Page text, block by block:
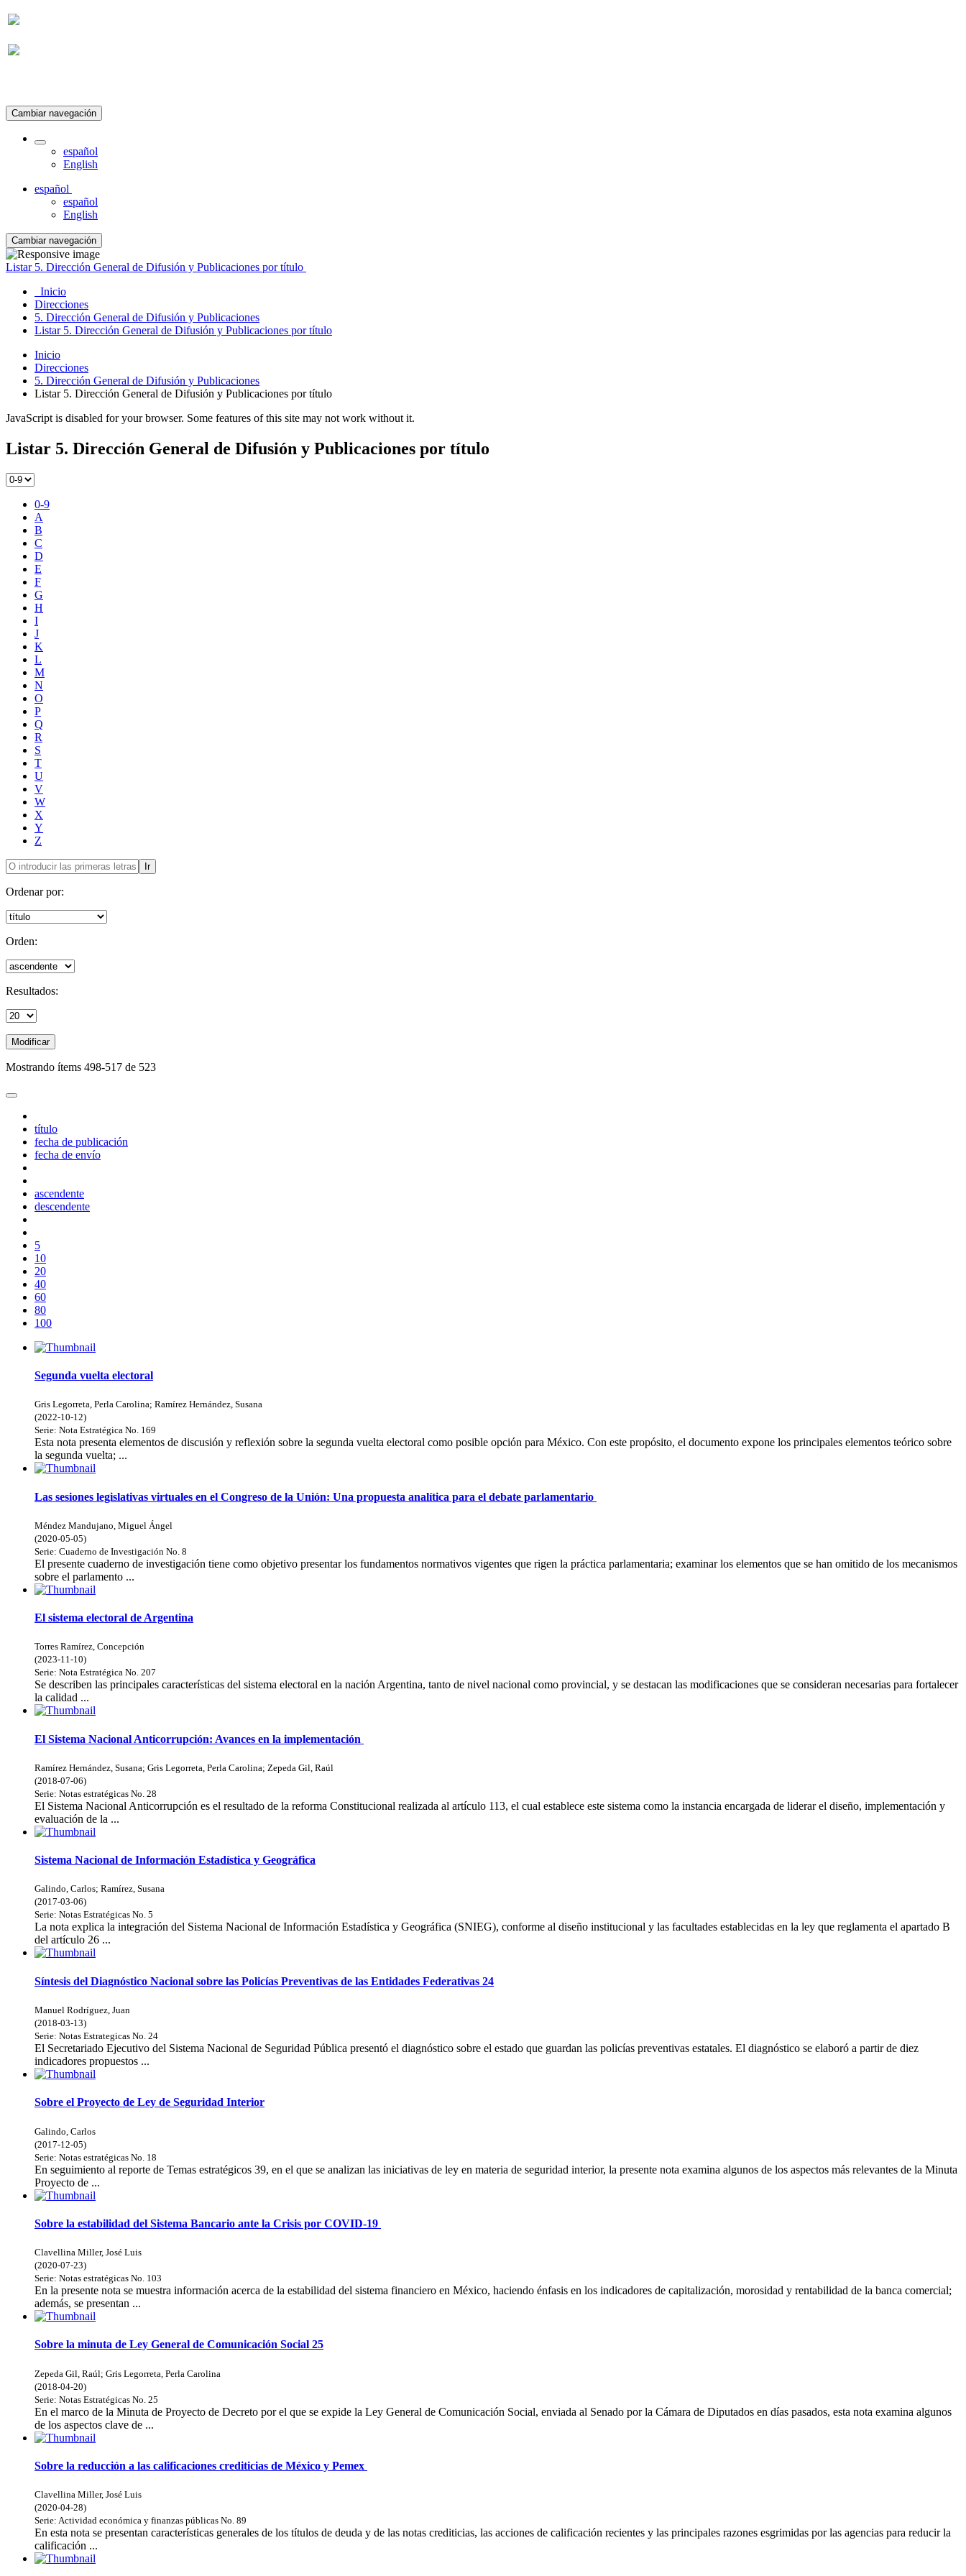
Cambiar navegación
español
English
español
español
English
Cambiar navegación
Listar 5. Dirección General de Difusión y Publicaciones por título
Inicio
Direcciones
5. Dirección General de Difusión y Publicaciones
Listar 5. Dirección General de Difusión y Publicaciones por título
Inicio
Direcciones
5. Dirección General de Difusión y Publicaciones
Listar 5. Dirección General de Difusión y Publicaciones por título
JavaScript is disabled for your browser. Some features of this site may not work without it.
Listar 5. Dirección General de Difusión y Publicaciones por título
0-9
A
B
C
D
E
F
G
H
I
J
K
L
M
N
O
P
Q
R
S
T
U
V
W
X
Y
Z
Ir
Ordenar por:
Orden:
Resultados:
Modificar
Mostrando ítems 498-517 de 523
título
fecha de publicación
fecha de envío
ascendente
descendente
5
10
20
40
60
80
100
Segunda vuelta electoral
Gris Legorreta, Perla Carolina; Ramírez Hernández, Susana
(2022-10-12)
Serie: Nota Estratégica No. 169
Esta nota presenta elementos de discusión y reflexión sobre la segunda vuelta electoral como posible opción para México. Con este propósito, el documento expone los principales elementos teórico sobre
la segunda vuelta; ...
Las sesiones legislativas virtuales en el Congreso de la Unión: Una propuesta analítica para el debate parlamentario
Méndez Mandujano, Miguel Ángel
(2020-05-05)
Serie: Cuaderno de Investigación No. 8
El presente cuaderno de investigación tiene como objetivo presentar los fundamentos normativos vigentes que rigen la práctica parlamentaria; examinar los elementos que se han omitido de los mecanismos
sobre el parlamento ...
El sistema electoral de Argentina
Torres Ramírez, Concepción
(2023-11-10)
Serie: Nota Estratégica No. 207
Se describen las principales características del sistema electoral en la nación Argentina, tanto de nivel nacional como provincial, y se destacan las modificaciones que se consideran necesarias para fortalecer
la calidad ...
El Sistema Nacional Anticorrupción: Avances en la implementación
Ramírez Hernández, Susana; Gris Legorreta, Perla Carolina; Zepeda Gil, Raúl
(2018-07-06)
Serie: Notas estratégicas No. 28
El Sistema Nacional Anticorrupción es el resultado de la reforma Constitucional realizada al artículo 113, el cual establece este sistema como la instancia encargada de liderar el diseño, implementación y
evaluación de la ...
Sistema Nacional de Información Estadística y Geográfica
Galindo, Carlos; Ramírez, Susana
(2017-03-06)
Serie: Notas Estratégicas No. 5
La nota explica la integración del Sistema Nacional de Información Estadística y Geográfica (SNIEG), conforme al diseño institucional y las facultades establecidas en la ley que reglamenta el apartado B
del artículo 26 ...
Síntesis del Diagnóstico Nacional sobre las Policías Preventivas de las Entidades Federativas 24
Manuel Rodríguez, Juan
(2018-03-13)
Serie: Notas Estrategicas No. 24
El Secretariado Ejecutivo del Sistema Nacional de Seguridad Pública presentó el diagnóstico sobre el estado que guardan las policías preventivas estatales. El diagnóstico se elaboró a partir de diez
indicadores propuestos ...
Sobre el Proyecto de Ley de Seguridad Interior
Galindo, Carlos
(2017-12-05)
Serie: Notas estratégicas No. 18
En seguimiento al reporte de Temas estratégicos 39, en el que se analizan las iniciativas de ley en materia de seguridad interior, la presente nota examina algunos de los aspectos más relevantes de la Minuta
Proyecto de ...
Sobre la estabilidad del Sistema Bancario ante la Crisis por COVID-19
Clavellina Miller, José Luis
(2020-07-23)
Serie: Notas estratégicas No. 103
En la presente nota se muestra información acerca de la estabilidad del sistema financiero en México, haciendo énfasis en los indicadores de capitalización, morosidad y rentabilidad de la banca comercial;
además, se presentan ...
Sobre la minuta de Ley General de Comunicación Social 25
Zepeda Gil, Raúl; Gris Legorreta, Perla Carolina
(2018-04-20)
Serie: Notas Estratégicas No. 25
En el marco de la Minuta de Proyecto de Decreto por el que se expide la Ley General de Comunicación Social, enviada al Senado por la Cámara de Diputados en días pasados, esta nota examina algunos
de los aspectos clave de ...
Sobre la reducción a las calificaciones crediticias de México y Pemex
Clavellina Miller, José Luis
(2020-04-28)
Serie: Actividad económica y finanzas públicas No. 89
En esta nota se presentan características generales de los títulos de deuda y de las notas crediticias, las acciones de calificación recientes y las principales razones esgrimidas por las agencias para reducir la
calificación ...